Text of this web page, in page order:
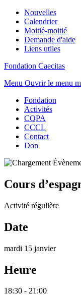
Nouvelles
Calendrier
Moitié-moitié
Demande d'aide
Liens utiles
Fondation Caecitas
Menu Ouvrir le menu
Fondation
Activités
CQPA
CCCL
Contact
Don
Cours
Activité régulière
Date
mardi 15 janvier
Heure
18:30 - 21:00